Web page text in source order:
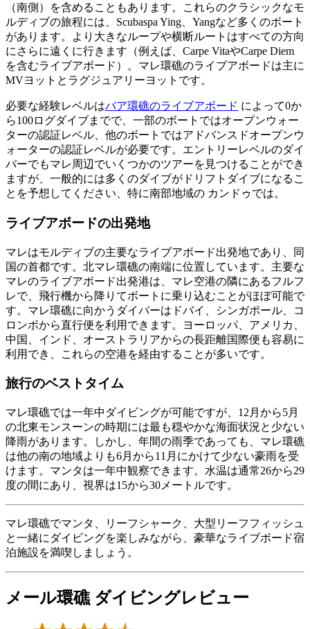
（南側）を含めることもあります。これらのクラシックなモ
ルディブの旅程には、Scubaspa Ying、Yangなど多くのボート
があります。より大きなループや横断ルートはすべての方向
にさらに遠くに行きます（例えば、Carpe VitaやCarpe Diem
を含むライブアボード）。マレ環礁のライブアボードは主に
MVヨットとラグジュアリーヨットです。
必要な経験レベルはバア環礁のライブアボード によって0か
ら100ログダイブまでで、一部のボートではオープンウォー
ターの認証レベル、他のボートではアドバンスドオープンウ
ォーターの認証レベルが必要です。エントリーレベルのダイ
バーでもマレ周辺でいくつかのツアーを見つけることができ
ますが、一般的には多くのダイブがドリフトダイブになるこ
とを予想してください、特に南部地域の カンドゥでは。
ライブアボードの出発地
マレはモルディブの主要なライブアボード出発地であり、同
国の首都です。北マレ環礁の南端に位置しています。主要な
マレのライブアボード出発港は、マレ空港の隣にあるフルフ
レで、飛行機から降りてボートに乗り込むことがほぼ可能で
す。マレ環礁に向かうダイバーはドバイ、シンガポール、コ
ロンボから直行便を利用できます。ヨーロッパ、アメリカ、
中国、インド、オーストラリアからの長距離国際便も容易に
利用でき、これらの空港を経由することが多いです。
旅行のベストタイム
マレ環礁では一年中ダイビングが可能ですが、12月から5月
の北東モンスーンの時期には最も穏やかな海面状況と少ない
降雨があります。しかし、年間の雨季であっても、マレ環礁
は他の南の地域よりも6月から11月にかけて少ない豪雨を受
けます。マンタは一年中観察できます。水温は通常26から29
度の間にあり、視界は15から30メートルです。
マレ環礁でマンタ、リーフシャーク、大型リーフフィッシュ
と一緒にダイビングを楽しみながら、豪華なライブボード宿
泊施設を満喫しましょう。
メール環礁 ダイビングレビュー